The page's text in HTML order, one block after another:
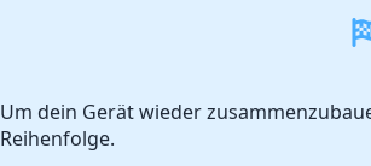
Um dein Gerät wieder
Reihenfolge.